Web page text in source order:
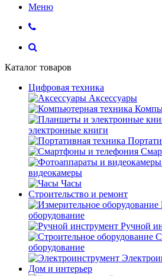
Меню
Каталог товаров
Цифровая техника
Аксессуары
электронные книги
видеокамеры
Часы
Строительство и ремонт
оборудование
Ручной
оборудование
Дом и интерьер